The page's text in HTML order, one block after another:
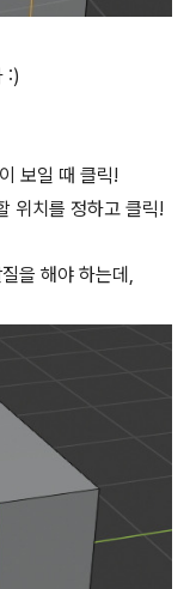
:)
보일 때 클릭!
위치를 정하고 클릭!
을 해야 하는데,